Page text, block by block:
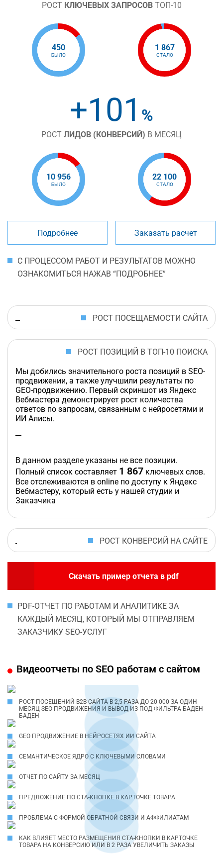
РОСТ КЛЮЧЕВЫХ ЗАПРОСОВТОП-10
450
БЫЛО
1 867
СТАЛО
+101 %
РОСТ ЛИДОВ (КОНВЕРСИЙ) В МЕСЯЦ
10 956
БЫЛО
22 100
СТАЛО
Подробнее Заказать расчет
С ПРОЦЕССОМ РАБОТ И РЕЗУЛЬТАТОВ МОЖНО
ОЗНАКОМИТЬСЯ НАЖАВ “ПОДРОБНЕЕ”
РОСТ ПОСЕЩАЕМОСТИ САЙТА
РОСТ ПОЗИЦИЙ В ТОП-10 ПОИСКА
Мы добились значительного роста позиций в SEO-
продвижении, а также улучшили результаты по
GEO-продвижению. Первый скриншот из Яндекс
Вебмастера демонстрирует рост количества
ответов по запросам, связанным с нейросетями и
ИИ Алисы.
В данном разделе указаны не все позиции.
Полный список составляет 1 867 ключевых слов.
Все отслеживаются в online по доступу к Яндекс
Вебмастеру, который есть у нашей студии и
Заказчика
РОСТ КОНВЕРСИЙ НА САЙТЕ
Скачать пример отчета в pdf
PDF-ОТЧЕТ ПО РАБОТАМ И АНАЛИТИКЕ ЗА
КАЖДЫЙ МЕСЯЦ, КОТОРЫЙ МЫ ОТПРАВЛЯЕМ
ЗАКАЗЧИКУ SEO-УСЛУГ
Видеоотчеты по SEO работам с сайтом
РОСТ ПОСЕЩЕНИЙ B2B САЙТА В 2,5 РАЗА ДО 20 000 ЗА ОДИН
МЕСЯЦ SEO ПРОДВИЖЕНИЯ И ВЫВОД ИЗ ПОД ФИЛЬТРА БАДЕН-
БАДЕН
GEO ПРОДВИЖЕНИЕ В НЕЙРОСЕТЯХ ИИ САЙТА
СЕМАНТИЧЕСКОЕ ЯДРО С КЛЮЧЕВЫМИ СЛОВАМИ
ОТЧЕТ ПО САЙТУ ЗА МЕСЯЦ
ПРЕДЛОЖЕНИЕ ПО СТА-КНОПКЕ В КАРТОЧКЕ ТОВАРА
ПРОБЛЕМА С ФОРМОЙ ОБРАТНОЙ СВЯЗИ И АФФИЛИАТАМ
КАК ВЛИЯЕТ МЕСТО РАЗМЕЩЕНИЯ CTA-КНОПКИ В КАРТОЧКЕ
ТОВАРА НА КОНВЕРСИЮ ИЛИ В 2 РАЗА УВЕЛИЧИТЬ ЗАКАЗЫ